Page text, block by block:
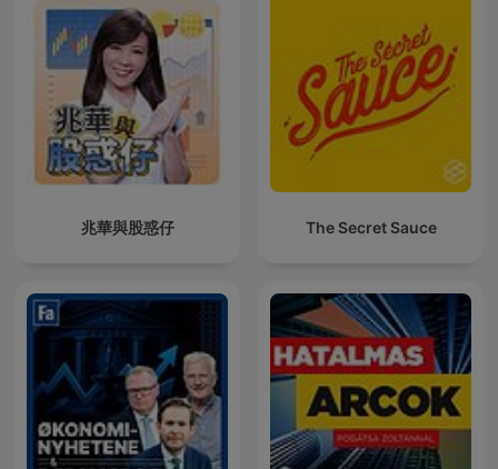
兆華與股惑仔 The Secret Sauce